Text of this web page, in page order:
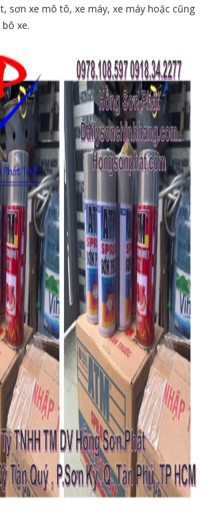
sơn xe mô tô, xe máy, xe máy hoặc cũng
xe.